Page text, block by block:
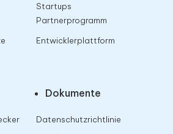
Startups
Partnerprogramm
Entwicklerplattform
Dokumente
Datenschutzrichtlinie